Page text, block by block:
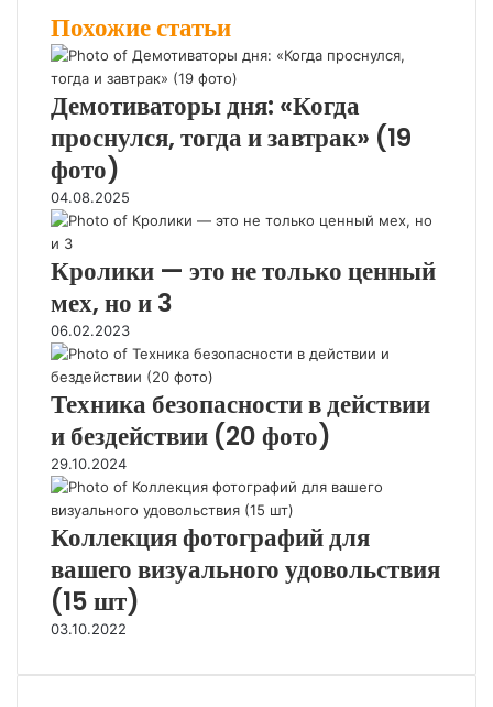
e
e
e
t
т
к
е
к
а
с
н
e
s
p
g
a
r
Похожие статьи
Демотиваторы дня: «Когда
проснулся, тогда и завтрак» (19
фото)
04.08.2025
Кролики — это не только ценный
мех, но и 3
06.02.2023
Техника безопасности в действии
и бездействии (20 фото)
29.10.2024
Коллекция фотографий для
вашего визуального удовольствия
(15 шт)
03.10.2022